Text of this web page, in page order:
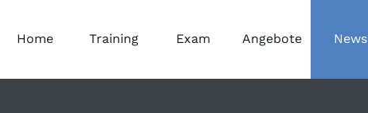
Home Training Exam Angebote News